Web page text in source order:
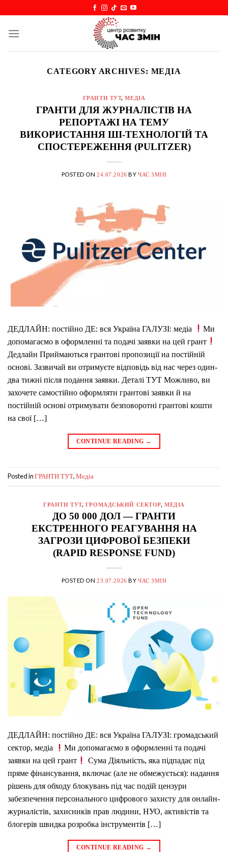
content
CATEGORY ARCHIVES: МЕДІА
ГРАНТИ ТУТ,МЕДІА
ГРАНТИ ДЛЯ ЖУРНАЛІСТІВ НА
РЕПОРТАЖІ НА ТЕМУ
ВИКОРИСТАННЯ ШІ-ТЕХНОЛОГІЙ ТА
СПОСТЕРЕЖЕННЯ (PULITZER)
POSTED ON24.07.2026 BY ЧАС ЗМІН
ДЕДЛАЙН: постійно ДЕ: вся Україна ГАЛУЗІ: медіа
Ми
допомагаємо в оформленні та подачі заявки на цей грант
Дедлайн Приймаються грантові пропозиції на постійній
основі. Зазвичай ви отримуєте відповідь від нас через один-
два тижні після подання заявки. Деталі ТУТ Можливо, ви
захочете самостійно оформляти грантові заявки й на
постійній основі отримувати безповоротні грантові кошти
на свої […]
CONTINUE READING →
Posted in ГРАНТИ ТУТ, Медіа
ГРАНТИ ТУТ, ГРОМАДСЬКИЙ СЕКТОР,МЕДІА
ДО 50 000 ДОЛ — ГРАНТИ
ЕКСТРЕННОГО РЕАГУВАННЯ НА
ЗАГРОЗИ ЦИФРОВОЇ БЕЗПЕКИ
(RAPID RESPONSE FUND)
POSTED ON23.07.2026 BY ЧАС ЗМІН
ДЕДЛАЙН: постійно ДЕ: вся Україна ГАЛУЗІ: громадський
сектор, медіа
Ми допомагаємо в оформленні та подачі
заявки на цей грант
Сума Діяльність, яка підпадає під
пряме фінансування, включає (але не обмежується): надання
рішень для обходу блокувань під час подій цензури
забезпечення персонального цифрового захисту для онлайн-
журналістів, захисників прав людини, НУО, активістів та
блогерів швидка розробка інструментів […]
CONTINUE READING →